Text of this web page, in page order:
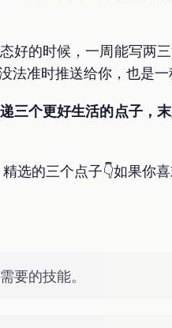
好的时候，一周能写两
准时推送给你，也是一
三个更好生活的点子，
选的三个点子👇如果你
要的技能。